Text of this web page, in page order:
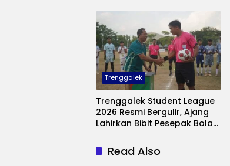
Trenggalek
Trenggalek Student League
2026 Resmi Bergulir, Ajang
Lahirkan Bibit Pesepak Bola
BupatiRead Also